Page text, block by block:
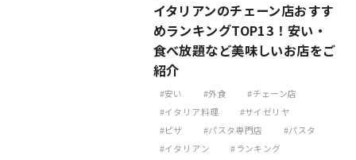
イタリアンのチェーン店おすす
めランキングTOP13！安い・
食べ放題など美味しいお店をご
紹介
安い 外食
チェーン店
イタリア料理
サイゼリヤ
ピザ
パスタ専門店
パスタ
イタリアン
ランキング